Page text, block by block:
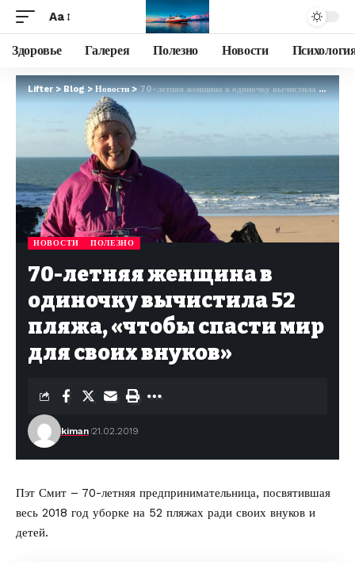
Aa
Здоровье Галерея Полезно Новости
Lifter>Blog>Новости>70-летняя женщина в одиночку вычистила 52 пляжа, «чтобы спасти мир для своих внуков»
НОВОСТИ ПОЛЕЗНО
70-летняя женщина в
одиночку вычистила 52
пляжа, «чтобы спасти мир
для своих внуков»
kiman 21.02.2019
Пэт Смит – 70-летняя предпринимательница, посвятившая
весь 2018 год уборке на 52 пляжах ради своих внуков и
детей.